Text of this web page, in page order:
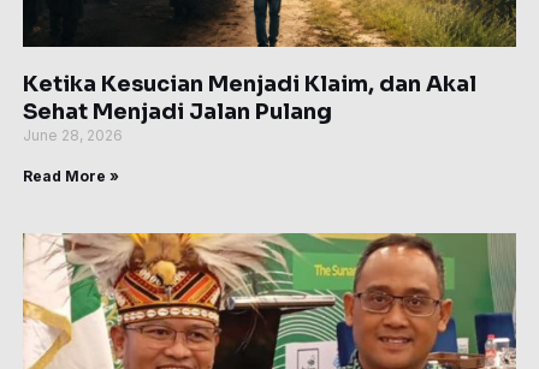
Ketika Kesucian Menjadi Klaim, dan Akal
Sehat Menjadi Jalan Pulang
June 28, 2026
Read More »